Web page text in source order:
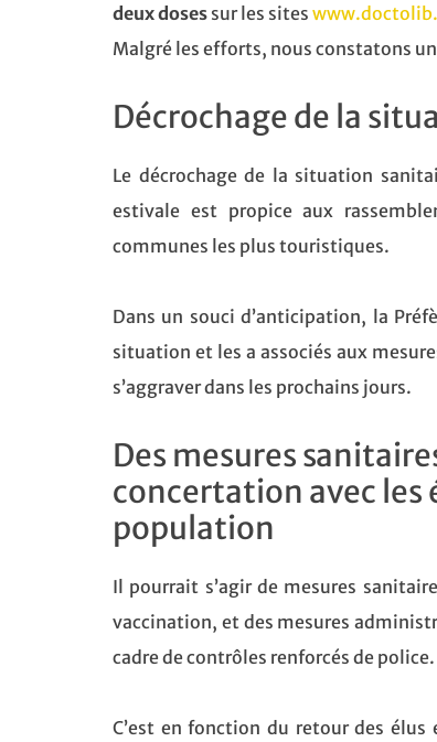
deux doses sur les sites
Malgré les efforts, nous constatons
Décrochage de la
Le décrochage de la situation
estivale est propice aux
communes les plus touristiques.
Dans un souci d’anticipation, la
situation et les a associés aux
s’aggraver dans les prochains jours.
Des mesures
concertation avec les
population
Il pourrait s’agir de mesures
vaccination, et des mesures
cadre de contrôles renforcés de police.
C’est en fonction du retour des